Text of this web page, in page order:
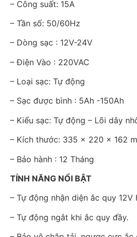
– Công suất: 15A
– Tần số: 50/60Hz
– Dòng sạc : 12V-24V
– Điện Vào : 220VAC
– Loại sạc: Tự động
– Sạc được bình : 5Ah -150Ah
– Kiểu sạc: Tự động – Lõi dây
– Kích thước: 335 x 220 x 162
– Bảo hành : 12 Tháng
TÍNH NĂNG NỔI BẬT
– Tự động nhận diện ắc quy 12V
– Tự động ngắt khi ắc quy đầy.